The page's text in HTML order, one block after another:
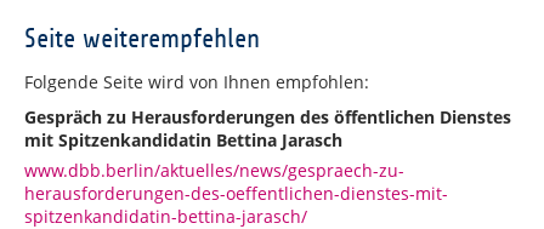
Seite weiterempfehlen
Folgende Seite wird von Ihnen empfohlen:
Gespräch zu Herausforderungen des öffentlichen Dienstes
mit Spitzenkandidatin Bettina Jarasch
www.dbb.berlin/aktuelles/news/gespraech-zu-
herausforderungen-des-oeffentlichen-dienstes-mit-
spitzenkandidatin-bettina-jarasch/